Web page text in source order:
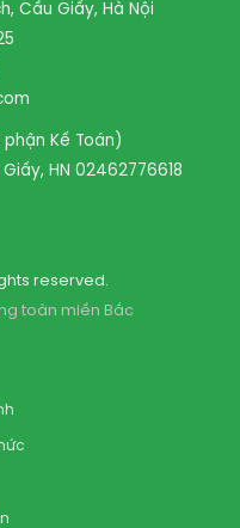
Cầu Giấy, Hà Nội
phận Kế Toán)
HN 02462776618
reserved.
toàn miền Bắc